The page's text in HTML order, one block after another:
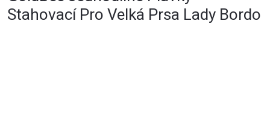
Stahovací Pro Velká Prsa Lady Bordo